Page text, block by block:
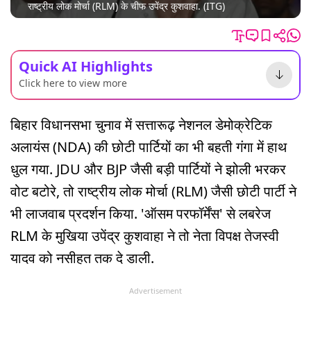
राष्ट्रीय लोक मोर्चा (RLM) के चीफ उपेंद्र कुशवाहा. (ITG)
Quick AI Highlights
Click here to view more
बिहार विधानसभा चुनाव में सत्तारूढ़ नेशनल डेमोक्रेटिक
अलायंस (NDA) की छोटी पार्टियों का भी बहती गंगा में हाथ
धुल गया. JDU और BJP जैसी बड़ी पार्टियों ने झोली भरकर
वोट बटोरे, तो राष्ट्रीय लोक मोर्चा (RLM) जैसी छोटी पार्टी ने
भी लाजवाब प्रदर्शन किया. 'ऑसम परफॉर्मेंस' से लबरेज
RLM के मुखिया उपेंद्र कुशवाहा ने तो नेता विपक्ष तेजस्वी
यादव को नसीहत तक दे डाली.
Advertisement